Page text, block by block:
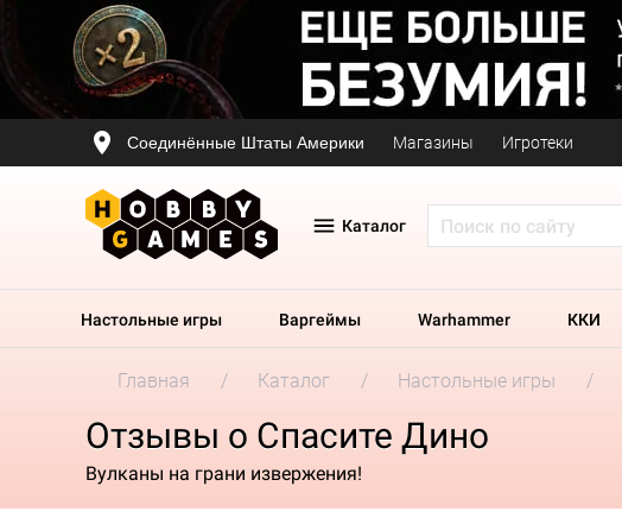
Соединённые Штаты Америки Магазины Игротеки
Каталог
Настольные игры Варгеймы Warhammer ККИ
Главная Каталог Настольные игры
Отзывы о Спасите Дино
Вулканы на грани извержения!